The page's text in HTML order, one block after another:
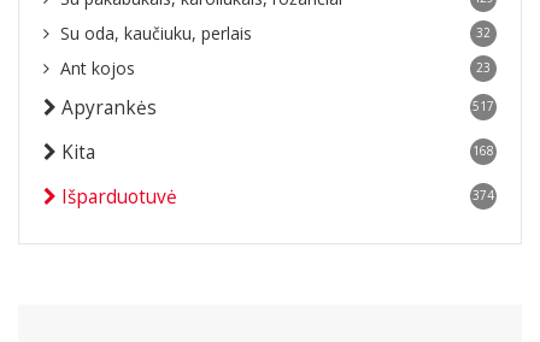
Su oda, kaučiuku, perlais 32
Ant kojos 23
Apyrankės 517
Kita 168
Išparduotuvė 374